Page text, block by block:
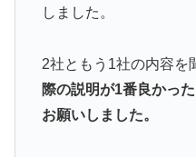
しました。
2社ともう1社の内容を
際の説明が1番良かっ
お願いしました。